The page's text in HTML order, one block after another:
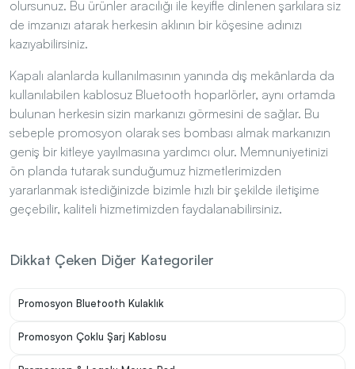
de imzanızı atarak herkesin aklının bir köşesine adınızı
kazıyabilirsiniz.
kullanılabilen kablosuz Bluetooth hoparlörler, aynı ortamda
bulunan herkesin sizin markanızı görmesini de sağlar. Bu
sebeple promosyon olarak ses bombası almak markanızın
geniş bir kitleye yayılmasına yardımcı olur. Memnuniyetinizi
ön planda tutarak sunduğumuz hizmetlerimizden
yararlanmak istediğinizde bizimle hızlı bir şekilde iletişime
geçebilir, kaliteli hizmetimizden faydalanabilirsiniz.